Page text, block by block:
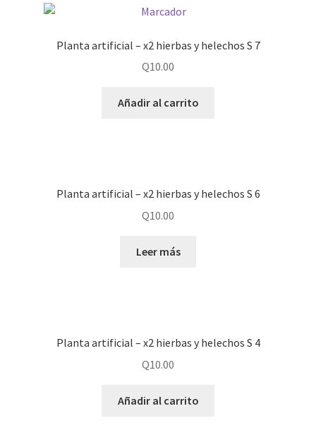
Planta artificial – x2 hierbas y helechos S 7
Q10.00
Añadir al carrito
Planta artificial – x2 hierbas y helechos S 6
Q10.00
Leer más
Planta artificial – x2 hierbas y helechos S 4
Q10.00
Añadir al carrito